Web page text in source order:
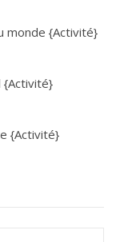
monde {Activité}
{Activité}
{Activité}